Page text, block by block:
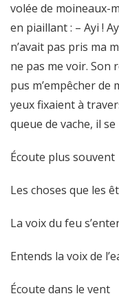
volée de moineaux-
en piaillant : – Ayi !
n’avait pas pris ma
ne pas me voir. Son
pus m’empêcher
yeux fixaient à
queue de vache, il
Écoute plus souvent
Les choses que les
La voix du feu
Entends la voix de
Écoute dans le vent